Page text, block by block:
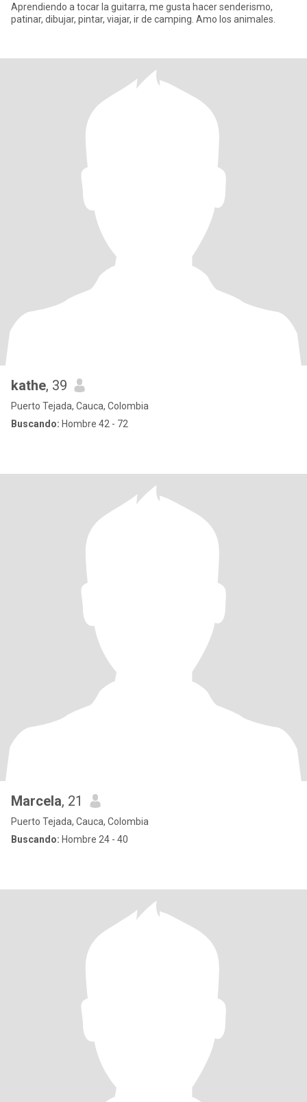
Aprendiendo a tocar la guitarra, me gusta hacer senderismo,
patinar, dibujar, pintar, viajar, ir de camping. Amo los animales.
kathe, 39
Puerto Tejada, Cauca, Colombia
Buscando: Hombre 42 - 72
Marcela, 21
Puerto Tejada, Cauca, Colombia
Buscando: Hombre 24 - 40